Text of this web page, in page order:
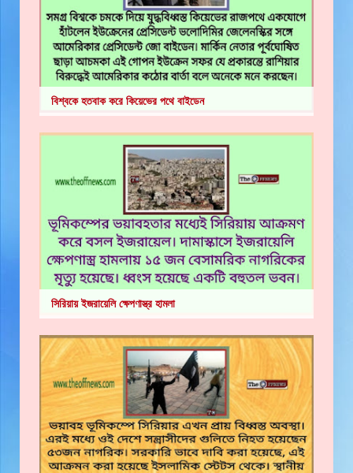
বিশ্বকে হতবাক করে কিয়েভের পথে বাইডেন
সিরিয়ায় ইজরায়েলি ক্ষেপণাস্ত্র হামলা